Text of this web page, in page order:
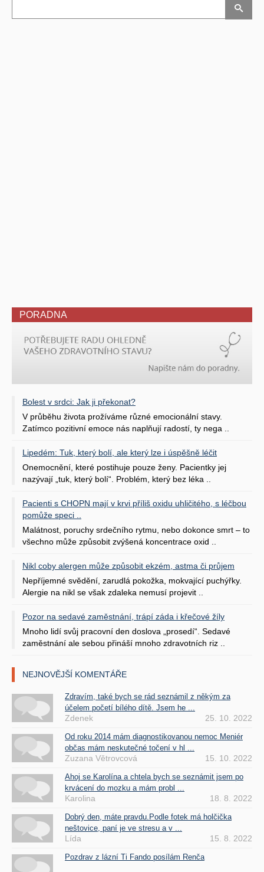
PORADNA
Bolest v srdci: Jak ji překonat?
V průběhu života prožíváme různé emocionální stavy.
Zatímco pozitivní emoce nás naplňují radostí, ty nega ..
Lipedém: Tuk, který bolí, ale který lze i úspěšně léčit
Onemocnění, které postihuje pouze ženy. Pacientky jej
nazývají „tuk, který bolí“. Problém, který bez léka ..
Pacienti s CHOPN mají v krvi příliš oxidu uhličitého, s léčbou
pomůže speci ..
Malátnost, poruchy srdečního rytmu, nebo dokonce smrt – to
všechno může způsobit zvýšená koncentrace oxid ..
Nikl coby alergen může způsobit ekzém, astma či průjem
Nepříjemné svědění, zarudlá pokožka, mokvající puchýřky.
Alergie na nikl se však zdaleka nemusí projevit ..
Pozor na sedavé zaměstnání, trápí záda i křečové žíly
Mnoho lidí svůj pracovní den doslova „prosedí“. Sedavé
zaměstnání ale sebou přináší mnoho zdravotních riz ..
NEJNOVĚJŠÍ KOMENTÁŘE
Zdravím, také bych se rád seznámil z někým za
účelem početí bílého dítě. Jsem he ...
Zdenek 25. 10. 2022
Od roku 2014 mám diagnostikovanou nemoc Meniér
občas mám neskutečné točení v hl ...
Zuzana Větrovcová 15. 10. 2022
Ahoj se Karolína a chtela bych se seznámit jsem po
krvácení do mozku a mám probl ...
Karolina 18. 8. 2022
Dobrý den, máte pravdu.Podle fotek má holčička
neštovice, paní je ve stresu a v ...
Lída 15. 8. 2022
Pozdrav z lázní Ti Fando posílám Renča